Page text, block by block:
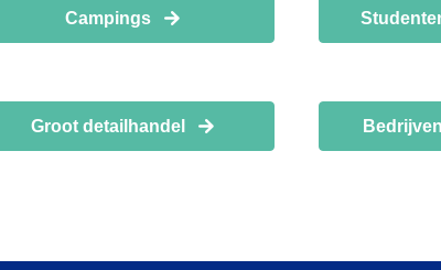
Campings
Groot detailhandel